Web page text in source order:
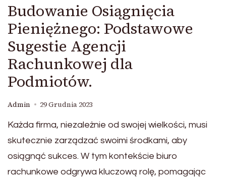
Budowanie Osiągnięcia
Pieniężnego: Podstawowe
Sugestie Agencji
Rachunkowej dla
Podmiotów.
Admin 29 Grudnia 2023
Każda firma, niezależnie od swojej wielkości, musi
skutecznie zarządzać swoimi środkami, aby
osiągnąć sukces. W tym kontekście biuro
rachunkowe odgrywa kluczową rolę, pomagając